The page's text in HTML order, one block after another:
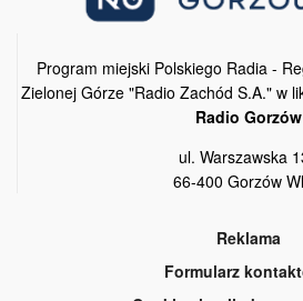
Program miejski Polskiego Radia -
Zielonej Górze "Radio Zachód S.A." w
Radio Gorzów
ul. Warszawska
66-400 Gorzów
Reklama
Formularz